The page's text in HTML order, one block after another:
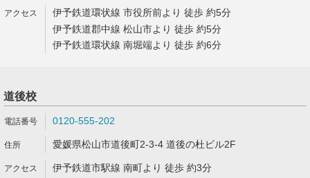
伊予鉄道環状線 市役所前より 徒歩 約5分
伊予鉄道郡中線 松山市より 徒歩 約5分
伊予鉄道環状線 南堀端より 徒歩 約6分
道後校
0120-555-202
愛媛県松山市道後町2-3-4 道後の杜ビル2F
伊予鉄道市駅線 南町より 徒歩 約3分